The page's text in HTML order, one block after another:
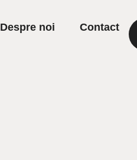
Despre noi Contact